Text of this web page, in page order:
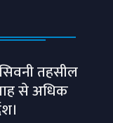
तहसील
से अधिक